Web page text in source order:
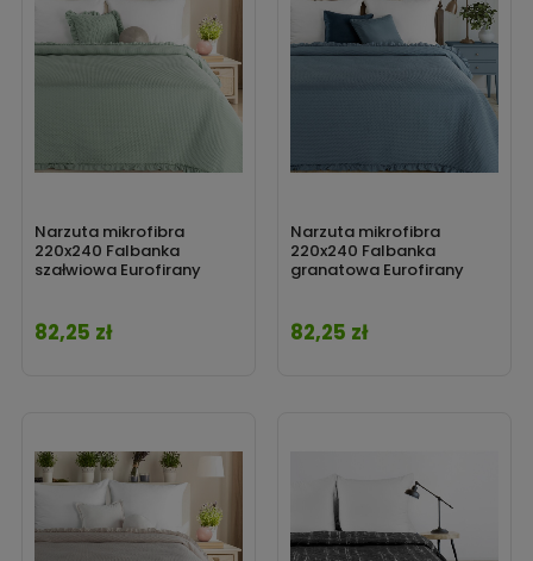
Narzuta mikrofibra
220x240 Falbanka
szałwiowa Eurofirany
Cena
82,25 zł
Narzuta mikrofibra
220x240 Falbanka
granatowa Eurofirany
Cena
82,25 zł